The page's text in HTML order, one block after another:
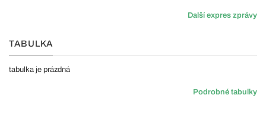
Další expres zprávy
TABULKA
tabulka je prázdná
Podrobné tabulky